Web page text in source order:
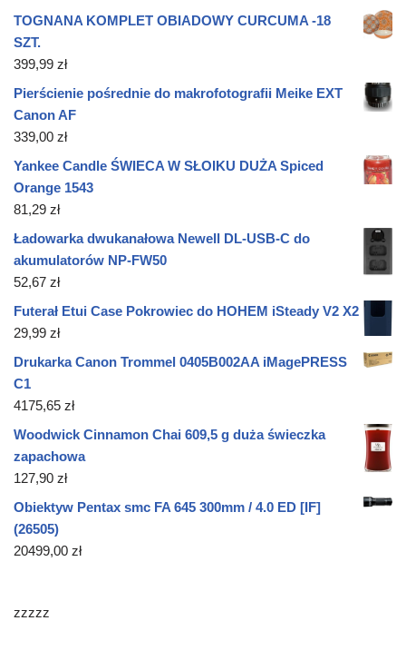
TOGNANA KOMPLET OBIADOWY CURCUMA -18
SZT.
399,99 zł
Pierścienie pośrednie do makrofotografii Meike EXT
Canon AF
339,00 zł
Yankee Candle ŚWIECA W SŁOIKU DUŻA Spiced
Orange 1543
81,29 zł
Ładowarka dwukanałowa Newell DL-USB-C do
akumulatorów NP-FW50
52,67 zł
Futerał Etui Case Pokrowiec do HOHEM iSteady V2 X2
29,99 zł
Drukarka Canon Trommel 0405B002AA iMagePRESS
C1
4175,65 zł
Woodwick Cinnamon Chai 609,5 g duża świeczka
zapachowa
127,90 zł
Obiektyw Pentax smc FA 645 300mm / 4.0 ED [IF]
(26505)
20499,00 zł
zzzzz